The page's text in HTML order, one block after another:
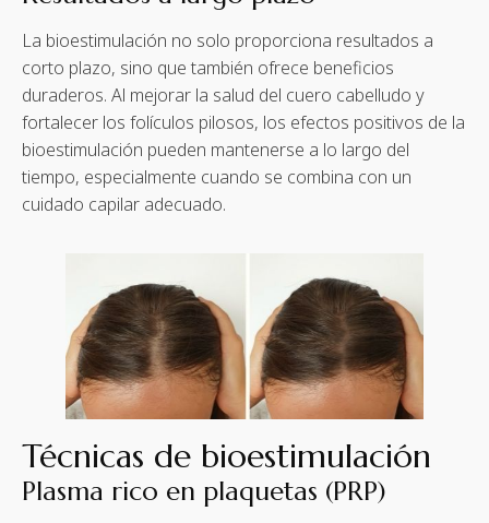
La bioestimulación no solo proporciona resultados a
corto plazo, sino que también ofrece beneficios
duraderos. Al mejorar la salud del cuero cabelludo y
fortalecer los folículos pilosos, los efectos positivos de la
bioestimulación pueden mantenerse a lo largo del
tiempo, especialmente cuando se combina con un
cuidado capilar adecuado.
Técnicas de bioestimulación
Plasma rico en plaquetas (PRP)